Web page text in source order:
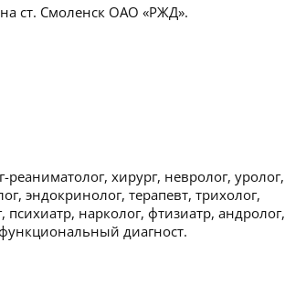
ст. Смоленск ОАО «РЖД».
реаниматолог, хирург, невролог, уролог,
эндокринолог, терапевт, трихолог,
психиатр, нарколог, фтизиатр, андролог,
диагност.